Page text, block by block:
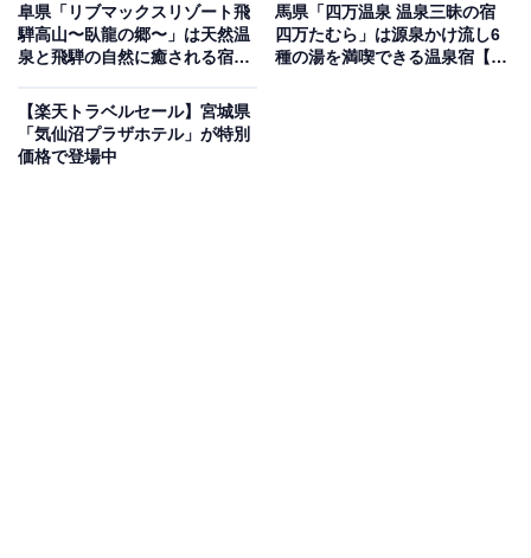
楽天トラベルでホテルを見る
阜県「リブマックスリゾート飛
騨高山〜臥龍の郷〜」は天然温
泉と飛騨の自然に癒される宿
馬県「四万温泉 温泉三昧の宿
四万たむら」は源泉かけ流し6
種の湯を満喫できる温泉宿【5
【楽天トラベルセール】宮城県
「気仙沼プラザホテル」が特別
価格で登場中